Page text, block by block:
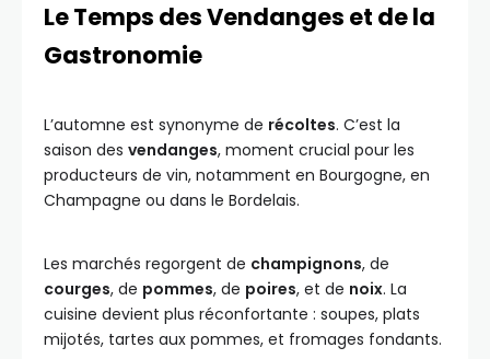
Le Temps des Vendanges et de la
Gastronomie
L’automne est synonyme de récoltes. C’est la
saison des vendanges, moment crucial pour les
producteurs de vin, notamment en Bourgogne, en
Champagne ou dans le Bordelais.
Les marchés regorgent de champignons, de
courges, de pommes, de poires, et de noix. La
cuisine devient plus réconfortante : soupes, plats
mijotés, tartes aux pommes, et fromages fondants.